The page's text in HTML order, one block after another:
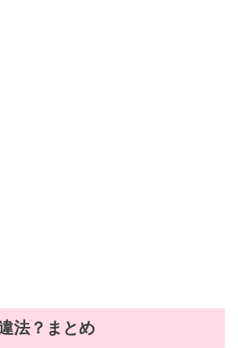
法？まとめ